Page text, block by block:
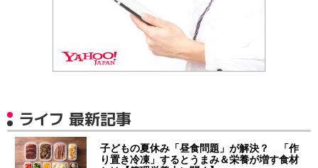
ライフ 最新記事
子どもの夏休み「昼食問題」が解決？ 「作
り置き冷凍」するとうまみ＆栄養が増す食材